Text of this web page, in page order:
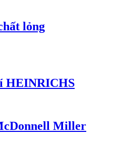
lỏng
HEINRICHS
Miller